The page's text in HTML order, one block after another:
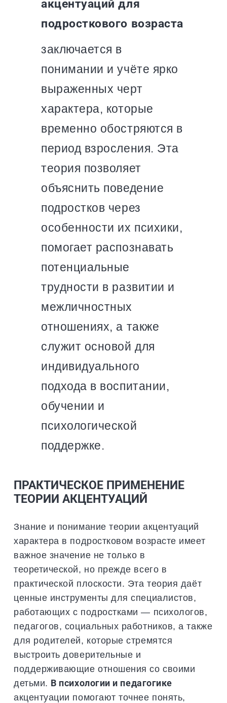
акцентуаций для
подросткового возраста
заключается в
понимании и учёте ярко
выраженных черт
характера, которые
временно обостряются в
период взросления. Эта
теория позволяет
объяснить поведение
подростков через
особенности их психики,
помогает распознавать
потенциальные
трудности в развитии и
межличностных
отношениях, а также
служит основой для
индивидуального
подхода в воспитании,
обучении и
психологической
поддержке.
ПРАКТИЧЕСКОЕ ПРИМЕНЕНИЕ
ТЕОРИИ АКЦЕНТУАЦИЙ
Знание и понимание теории акцентуаций
характера в подростковом возрасте имеет
важное значение не только в
теоретической, но прежде всего в
практической плоскости. Эта теория даёт
ценные инструменты для специалистов,
работающих с подростками — психологов,
педагогов, социальных работников, а также
для родителей, которые стремятся
выстроить доверительные и
поддерживающие отношения со своими
детьми. В психологии и педагогике
акцентуации помогают точнее понять,